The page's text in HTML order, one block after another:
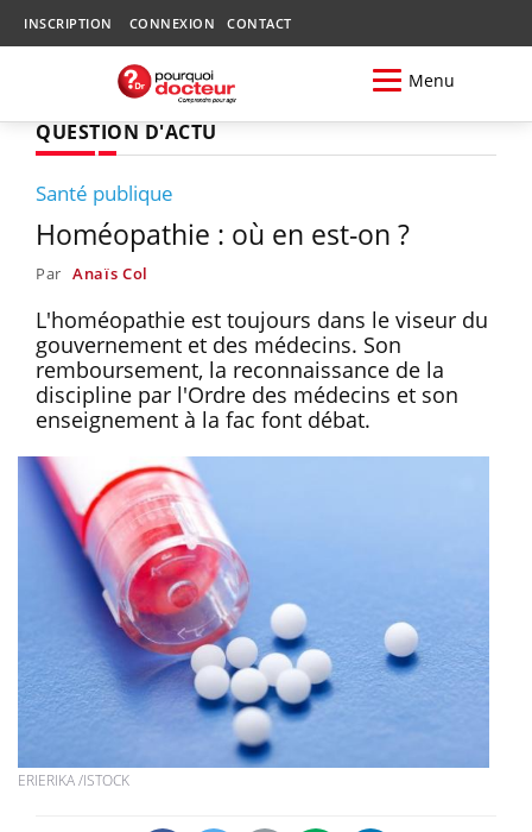
INSCRIPTION CONNEXION CONTACT
Menu
QUESTION D'ACTU
Santé publique
Homéopathie : où en est-on ?
Par Anaïs Col
L'homéopathie est toujours dans le viseur du
gouvernement et des médecins. Son
remboursement, la reconnaissance de la
discipline par l'Ordre des médecins et son
enseignement à la fac font débat.
ERIERIKA /ISTOCK